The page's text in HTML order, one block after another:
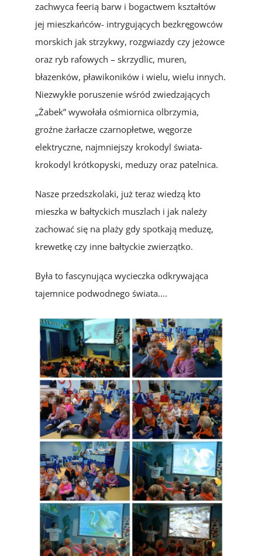
zachwyca feerią barw i bogactwem kształtów
jej mieszkańców- intrygujących bezkręgowców
morskich jak strzykwy, rozgwiazdy czy jeżowce
oraz ryb rafowych – skrzydlic, muren,
błazenków, pławikoników i wielu, wielu innych.
Niezwykłe poruszenie wśród zwiedzających
„Żabek” wywołała ośmiornica olbrzymia,
groźne żarłacze czarnopłetwe, węgorze
elektryczne, najmniejszy krokodyl świata-
krokodyl krótkopyski, meduzy oraz patelnica.
Nasze przedszkolaki, już teraz wiedzą kto
mieszka w bałtyckich muszlach i jak należy
zachować się na plaży gdy spotkają meduzę,
krewetkę czy inne bałtyckie zwierzątko.
Była to fascynująca wycieczka odkrywająca
tajemnice podwodnego świata….